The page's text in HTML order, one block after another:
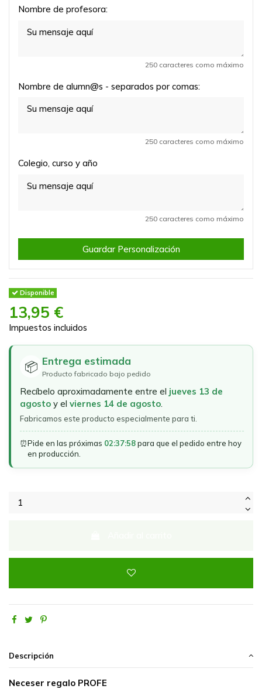
Nombre de profesora:
250 caracteres como máximo
Nombre de alumn@s - separados por comas:
250 caracteres como máximo
Colegio, curso y año
250 caracteres como máximo
Guardar Personalización
Disponible
13,95 €
Impuestos incluidos
📦 Entrega estimada
Producto fabricado bajo pedido
Recíbelo aproximadamente entre el jueves 13 de
agosto y el viernes 14 de agosto.
Fabricamos este producto especialmente para ti.
⏰Pide en las próximas 02:37:58para que el pedido entre hoy
en producción.
Descripción
Neceser regalo PROFE